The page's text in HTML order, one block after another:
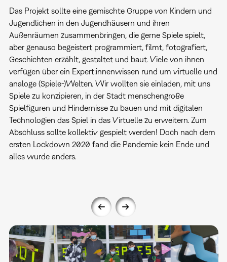
Das Projekt sollte eine gemischte Gruppe von Kindern und
Jugendlichen in den Jugendhäusern und ihren
Außenräumen zusammenbringen, die gerne Spiele spielt,
aber genauso begeistert programmiert, filmt, fotografiert,
Geschichten erzählt, gestaltet und baut. Viele von ihnen
verfügen über ein Expert:innenwissen rund um virtuelle und
analoge (Spiele-)Welten. Wir wollten sie einladen, mit uns
Spiele zu konzipieren, in der Stadt menschengroße
Spielfiguren und Hindernisse zu bauen und mit digitalen
Technologien das Spiel in das Virtuelle zu erweitern. Zum
Abschluss sollte kollektiv gespielt werden! Doch nach dem
ersten Lockdown 2020 fand die Pandemie kein Ende und
alles wurde anders.